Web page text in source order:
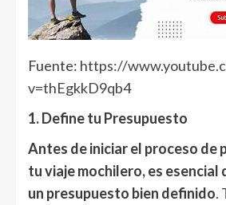
Fuente: https://
v=thEgkkD9qb4
1. Define tu Presupuesto
Antes de iniciar el proceso de
tu viaje mochilero, es esencial
un presupuesto bien definido.